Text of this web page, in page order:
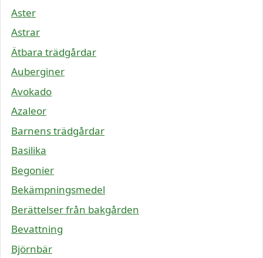
Aster
Astrar
Ätbara trädgårdar
Auberginer
Avokado
Azaleor
Barnens trädgårdar
Basilika
Begonier
Bekämpningsmedel
Berättelser från bakgården
Bevattning
Björnbär